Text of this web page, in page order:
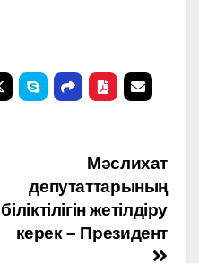
Мәслихат
депутаттарының
біліктілігін жетілдіру
керек – Президент